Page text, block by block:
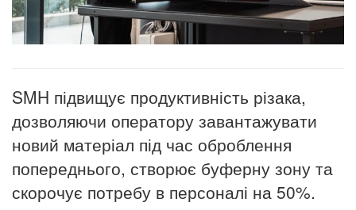
SMH підвищує продуктивність різака,
дозволяючи оператору завантажувати
новий матеріал під час оброблення
попереднього, створює буферну зону та
скорочує потребу в персоналі на 50%.